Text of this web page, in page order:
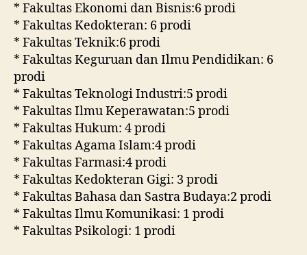
* Fakultas Ekonomi dan Bisnis:6 prodi
* Fakultas Kedokteran: 6 prodi
* Fakultas Teknik:6 prodi
* Fakultas Keguruan dan Ilmu Pendidikan: 6
prodi
* Fakultas Teknologi Industri:5 prodi
* Fakultas Ilmu Keperawatan:5 prodi
* Fakultas Hukum: 4 prodi
* Fakultas Agama Islam:4 prodi
* Fakultas Farmasi:4 prodi
* Fakultas Kedokteran Gigi: 3 prodi
* Fakultas Bahasa dan Sastra Budaya:2 prodi
* Fakultas Ilmu Komunikasi: 1 prodi
* Fakultas Psikologi: 1 prodi